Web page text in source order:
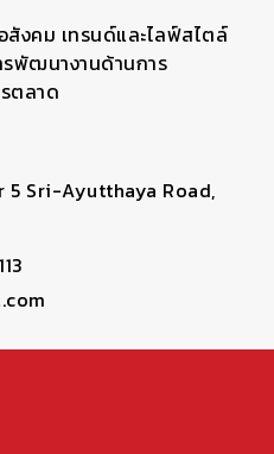
งคม เทรนด์และไลฟ์สไตล์
รพัฒนางานด้านการ
ตลาด
Sri-Ayutthaya Road,